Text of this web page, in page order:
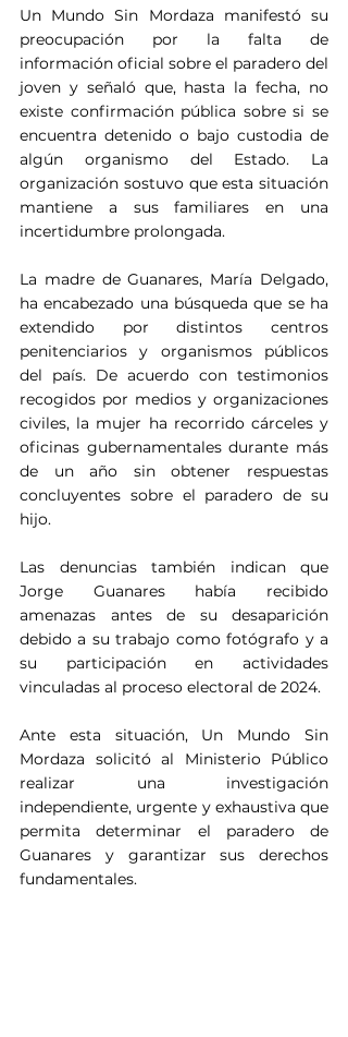
Un Mundo Sin Mordaza manifestó su
preocupación por la falta de
información oficial sobre el paradero del
joven y señaló que, hasta la fecha, no
existe confirmación pública sobre si se
encuentra detenido o bajo custodia de
algún organismo del Estado. La
organización sostuvo que esta situación
mantiene a sus familiares en una
incertidumbre prolongada.
La madre de Guanares, María Delgado,
ha encabezado una búsqueda que se ha
extendido por distintos centros
penitenciarios y organismos públicos
del país. De acuerdo con testimonios
recogidos por medios y organizaciones
civiles, la mujer ha recorrido cárceles y
oficinas gubernamentales durante más
de un año sin obtener respuestas
concluyentes sobre el paradero de su
hijo.
Las denuncias también indican que
Jorge Guanares había recibido
amenazas antes de su desaparición
debido a su trabajo como fotógrafo y a
su participación en actividades
vinculadas al proceso electoral de 2024.
Ante esta situación, Un Mundo Sin
Mordaza solicitó al Ministerio Público
realizar una investigación
independiente, urgente y exhaustiva que
permita determinar el paradero de
Guanares y garantizar sus derechos
fundamentales.